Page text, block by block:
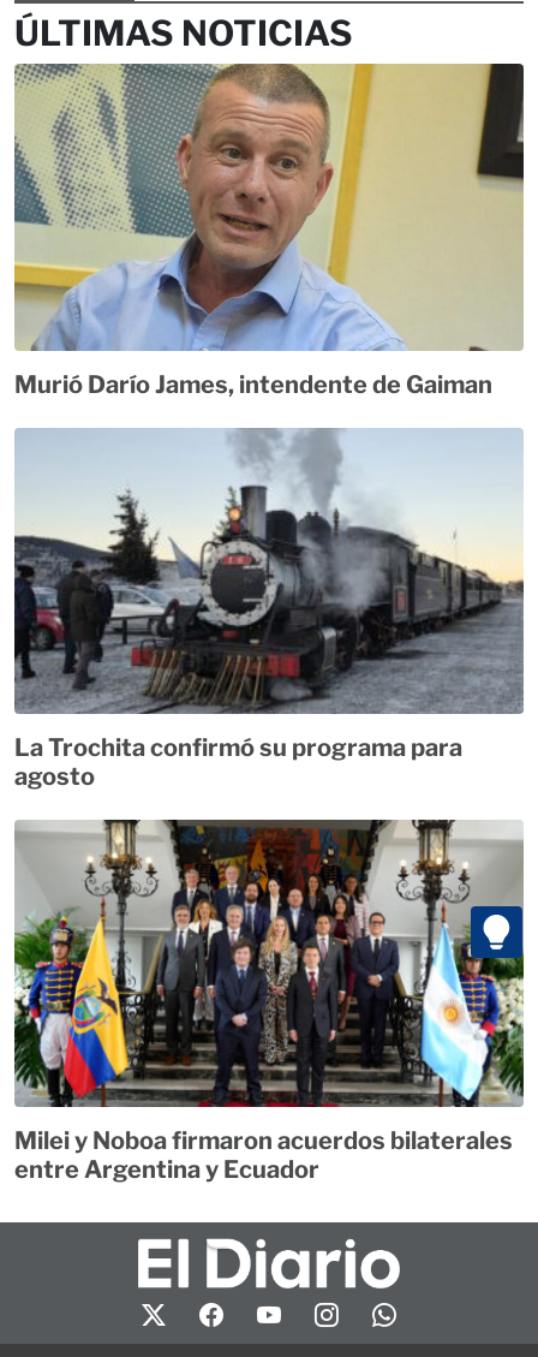
ÚLTIMAS NOTICIAS
Murió Darío James, intendente de Gaiman
La Trochita confirmó su programa para
agosto
Milei y Noboa firmaron acuerdos bilaterales
entre Argentina y Ecuador